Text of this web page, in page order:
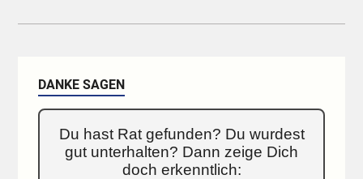
DANKE SAGEN
Du hast Rat gefunden? Du wurdest
gut unterhalten? Dann zeige Dich
doch erkenntlich: